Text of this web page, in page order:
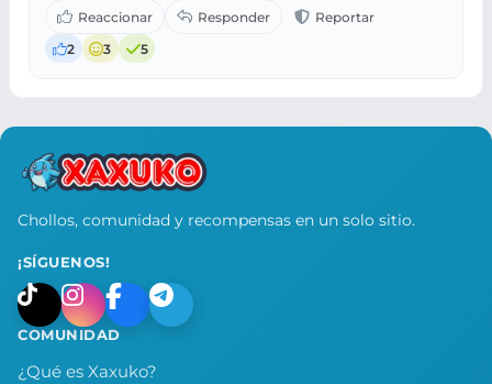
2 3 5
Chollos, comunidad y recompensas en un solo sitio.
¡SÍGUENOS!
COMUNIDAD
¿Qué es Xaxuko?